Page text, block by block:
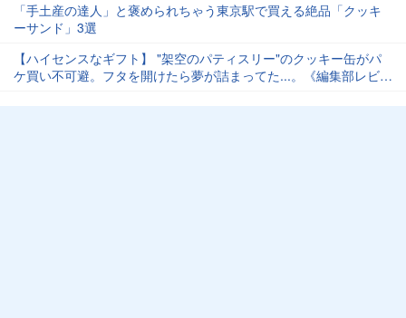
「手土産の達人」と褒められちゃう東京駅で買える絶品「クッキ
ーサンド」3選
【ハイセンスなギフト】 "架空のパティスリー"のクッキー缶がパ
ケ買い不可避。フタを開けたら夢が詰まってた...。《編集部レビュ